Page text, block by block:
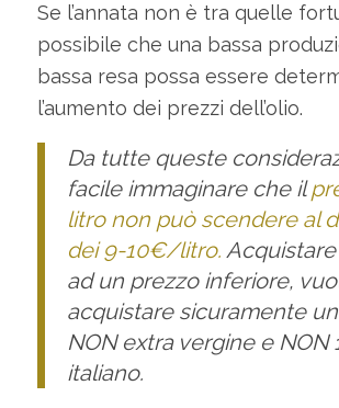
Se l’annata non è tra quelle
possibile che una bassa
bassa resa possa essere
l’aumento dei prezzi dell’olio.
Da tutte queste
facile immaginare che il
litro non può scendere al
dei 9-10€/litro.
ad un prezzo inferiore,
acquistare sicuramente
NON extra vergine e NON
italiano.